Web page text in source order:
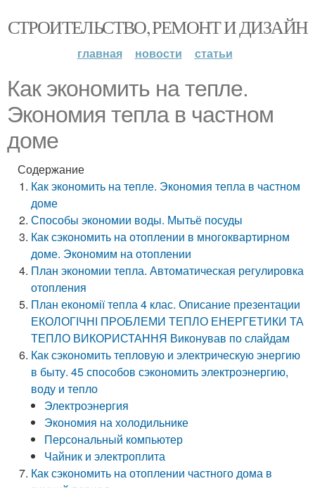
СТРОИТЕЛЬСТВО, РЕМОНТ И ДИЗАЙН
главная новости статьи
Как экономить на тепле.
Экономия тепла в частном
доме
Содержание
Как экономить на тепле. Экономия тепла в частном
доме
Способы экономии воды. Мытьё посуды
Как сэкономить на отоплении в многоквартирном
доме. Экономим на отоплении
План экономии тепла. Автоматическая регулировка
отопления
План економії тепла 4 клас. Описание презентации
ЕКОЛОГІЧНІ ПРОБЛЕМИ ТЕПЛО ЕНЕРГЕТИКИ ТА
ТЕПЛО ВИКОРИСТАННЯ Виконував по слайдам
Как сэкономить тепловую и электрическую энергию
в быту. 45 способов сэкономить электроэнергию,
воду и тепло
Электроэнергия
Экономия на холодильнике
Персональный компьютер
Чайник и электроплита
Как сэкономить на отоплении частного дома в